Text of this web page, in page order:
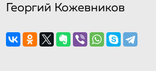
Георгий Кожевников